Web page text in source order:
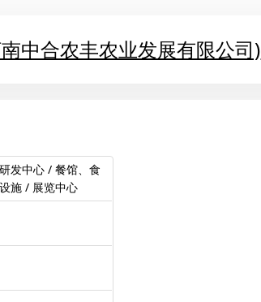
中合农丰农业发展有限公司)
发中心 / 餐馆、食
施 / 展览中心